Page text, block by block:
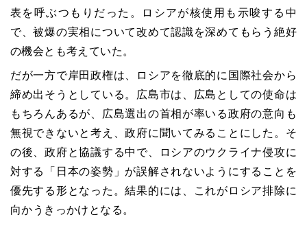
表を呼ぶつもりだった。ロシアが核使用も示唆する中
で、被爆の実相について改めて認識を深めてもらう絶好
の機会とも考えていた。
だが一方で岸田政権は、ロシアを徹底的に国際社会から
締め出そうとしている。広島市は、広島としての使命は
もちろんあるが、広島選出の首相が率いる政府の意向も
無視できないと考え、政府に聞いてみることにした。そ
の後、政府と協議する中で、ロシアのウクライナ侵攻に
対する「日本の姿勢」が誤解されないようにすることを
優先する形となった。結果的には、これがロシア排除に
向かうきっかけとなる。